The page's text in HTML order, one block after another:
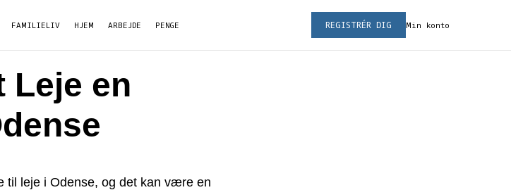
FAMILIELIV HJEM ARBEJDE PENGE Min konto
REGISTRÉR DIG
Leje en
til leje i Odense, og det kan være en